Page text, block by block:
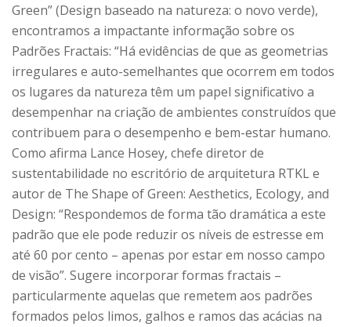
Green” (Design baseado na natureza: o novo verde),
encontramos a impactante informação sobre os
Padrões Fractais: “Há evidências de que as geometrias
irregulares e auto-semelhantes que ocorrem em todos
os lugares da natureza têm um papel significativo a
desempenhar na criação de ambientes construídos que
contribuem para o desempenho e bem-estar humano.
Como afirma Lance Hosey, chefe diretor de
sustentabilidade no escritório de arquitetura RTKL e
autor de The Shape of Green: Aesthetics, Ecology, and
Design: “Respondemos de forma tão dramática a este
padrão que ele pode reduzir os níveis de estresse em
até 60 por cento – apenas por estar em nosso campo
de visão”. Sugere incorporar formas fractais –
particularmente aquelas que remetem aos padrões
formados pelos limos, galhos e ramos das acácias na